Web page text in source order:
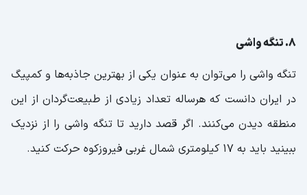
8. تنگه واشی
تنگه واشی را می‌توان به عنوان یکی از بهترین جاذبه‌ها و کمپیگ
در ایران دانست که هرساله تعداد زیادی از طبیعت‌گردان از این
منطقه دیدن می‌کنند. اگر قصد دارید تا تنگه واشی را از نزدیک
ببینید باید به 17 کیلومتری شمال غربی فیروزکوه حرکت کنید.